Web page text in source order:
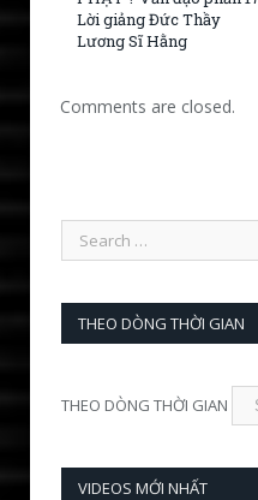
Lời giảng Đức Thầy
Lương Sĩ Hằng
Comments are closed.
THEO DÒNG THỜI GIAN
THEO DÒNG THỜI GIAN
VIDEOS MỚI NHẤT